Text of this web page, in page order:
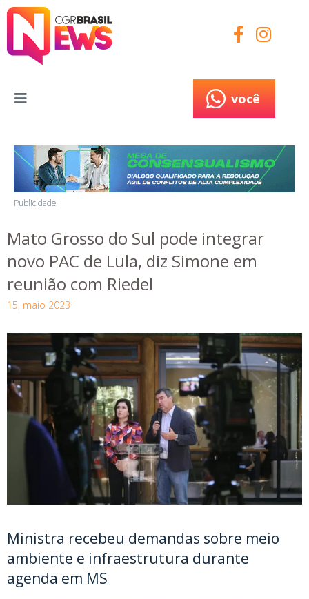
você
Publicidade
Mato Grosso do Sul pode integrar
novo PAC de Lula, diz Simone em
reunião com Riedel
15, maio 2023
Ministra recebeu demandas sobre meio
ambiente e infraestrutura durante
agenda em MS